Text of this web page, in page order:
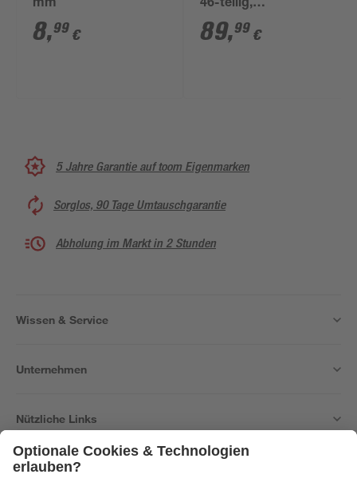
mm
8,99 €
46-teilig,
Aufbewahrungskoffer
89,99 €
5 Jahre Garantie auf toom Eigenmarken
Sorglos, 90 Tage Umtauschgarantie
Abholung im Markt in 2 Stunden
Wissen & Service
Unternehmen
Nützliche Links